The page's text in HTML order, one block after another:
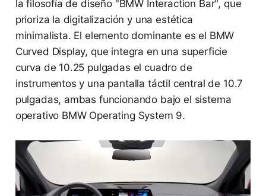
la filosofía de diseño "BMW Interaction Bar", que
prioriza la digitalización y una estética
minimalista. El elemento dominante es el BMW
Curved Display, que integra en una superficie
curva de 10.25 pulgadas el cuadro de
instrumentos y una pantalla táctil central de 10.7
pulgadas, ambas funcionando bajo el sistema
operativo BMW Operating System 9.